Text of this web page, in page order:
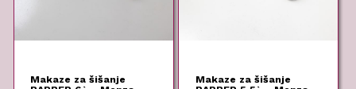
Makaze za šišanje
Makaze za šišanje